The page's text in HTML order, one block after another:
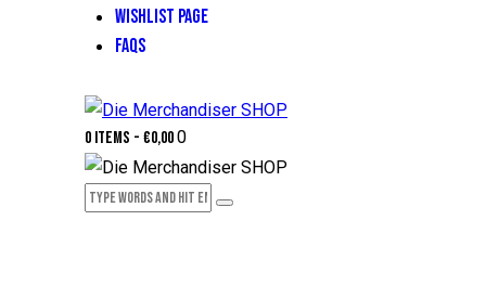
WISHLIST PAGE
FAQS
0 items - €0,000